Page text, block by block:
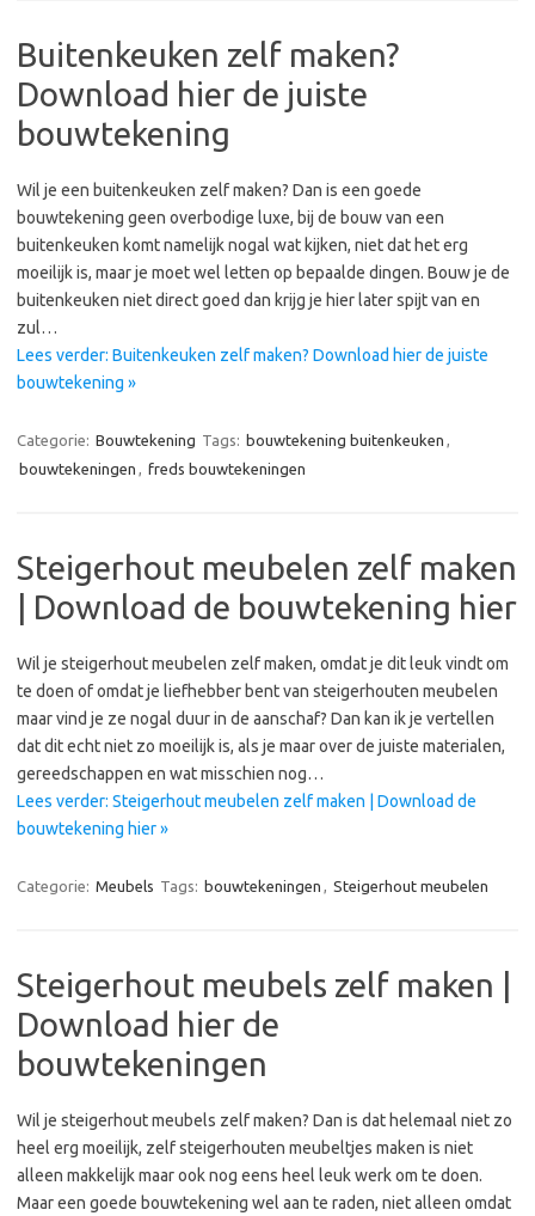
Buitenkeuken zelf maken?
Download hier de juiste
bouwtekening
Wil je een buitenkeuken zelf maken? Dan is een goede
bouwtekening geen overbodige luxe, bij de bouw van een
buitenkeuken komt namelijk nogal wat kijken, niet dat het erg
moeilijk is, maar je moet wel letten op bepaalde dingen. Bouw je de
buitenkeuken niet direct goed dan krijg je hier later spijt van en
zul…
Lees verder: Buitenkeuken zelf maken? Download hier de juiste
bouwtekening »
Categorie: Bouwtekening Tags: bouwtekening buitenkeuken ,
bouwtekeningen , freds bouwtekeningen
Steigerhout meubelen zelf maken
| Download de bouwtekening hier
Wil je steigerhout meubelen zelf maken, omdat je dit leuk vindt om
te doen of omdat je liefhebber bent van steigerhouten meubelen
maar vind je ze nogal duur in de aanschaf? Dan kan ik je vertellen
dat dit echt niet zo moeilijk is, als je maar over de juiste materialen,
gereedschappen en wat misschien nog…
Lees verder: Steigerhout meubelen zelf maken | Download de
bouwtekening hier »
Categorie: Meubels Tags: bouwtekeningen , Steigerhout meubelen
Steigerhout meubels zelf maken |
Download hier de
bouwtekeningen
Wil je steigerhout meubels zelf maken? Dan is dat helemaal niet zo
heel erg moeilijk, zelf steigerhouten meubeltjes maken is niet
alleen makkelijk maar ook nog eens heel leuk werk om te doen.
Maar een goede bouwtekening wel aan te raden, niet alleen omdat